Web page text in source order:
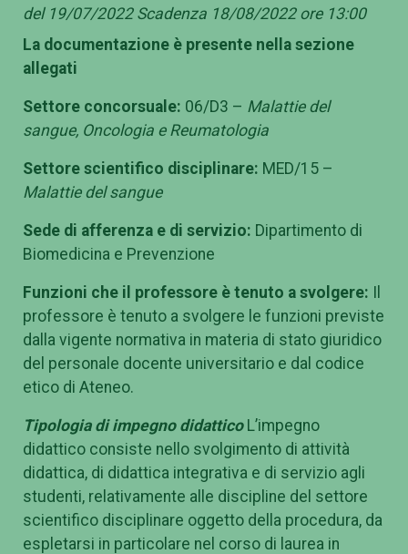
del 19/07/2022 Scadenza 18/08/2022 ore 13:00
La documentazione è presente nella sezione
allegati
Settore concorsuale: 06/D3 – Malattie del
sangue, Oncologia e Reumatologia
Settore scientifico disciplinare: MED/15 –
Malattie del sangue
Sede di afferenza e di servizio: Dipartimento di
Biomedicina e Prevenzione
Funzioni che il professore è tenuto a svolgere: Il
professore è tenuto a svolgere le funzioni previste
dalla vigente normativa in materia di stato giuridico
del personale docente universitario e dal codice
etico di Ateneo.
Tipologia di impegno didattico L’impegno
didattico consiste nello svolgimento di attività
didattica, di didattica integrativa e di servizio agli
studenti, relativamente alle discipline del settore
scientifico disciplinare oggetto della procedura, da
espletarsi in particolare nel corso di laurea in